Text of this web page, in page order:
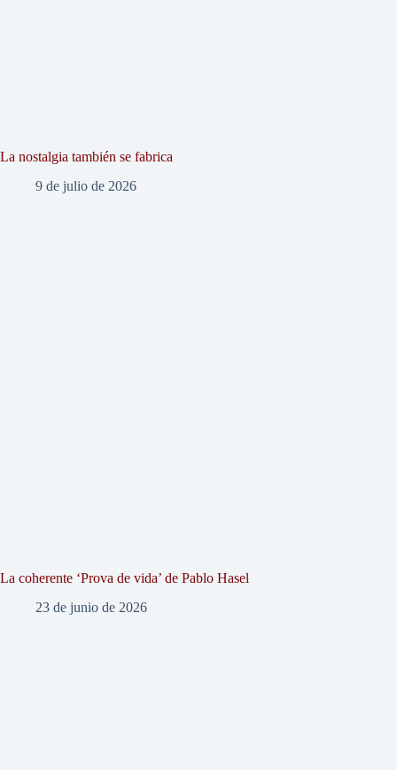
La nostalgia también se fabrica
9 de julio de 2026
La coherente ‘Prova de vida’ de Pablo Hasel
23 de junio de 2026